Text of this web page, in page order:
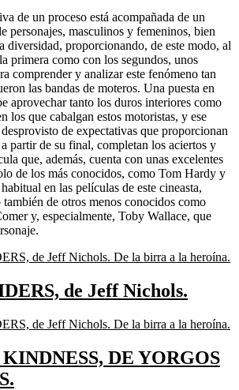
de un proceso está acompañada de un
personajes, masculinos y femeninos, bien
diversidad, proporcionando, de este modo, al
primera como con los segundos, unos
comprender y analizar este fenómeno tan
las bandas de moteros. Una puesta en
aprovechar tanto los duros interiores como
los que cabalgan estos motoristas, y ese
de expectativas que proporcionan
partir de su final, completan los aciertos y
que, además, cuenta con unas excelentes
de los más conocidos, como Tom Hardy y
en las películas de este cineasta,
también de otros menos conocidos como
y, especialmente, Toby Wallace, que
de Jeff Nichols.
DE YORGOS